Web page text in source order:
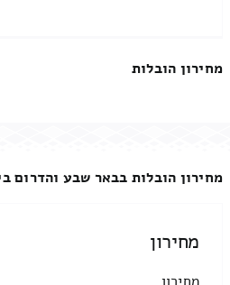
מחירון הובלות
מחירון הובלות בבאר שבע והדרום
מחירון